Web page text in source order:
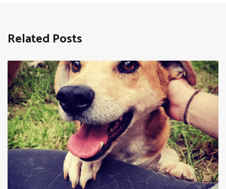
Related Posts